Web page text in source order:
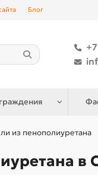
Блог
из пенополиуретана